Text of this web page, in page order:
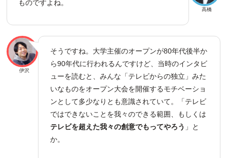
高橋
ものですよね。
伊沢
そうですね。大学主催のオープンが80年代後半か
ら90年代に行われるんですけど、当時のインタビ
ューを読むと、みんな「テレビからの独立」みた
いなものをオープン大会を開催するモチベーショ
ンとして多少なりとも意識されていて。「テレビ
ではできないことを我々のできる範囲、もしくは
テレビを超えた我々の創意でもってやろう 」と
か。